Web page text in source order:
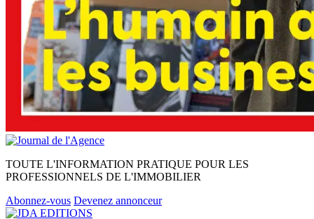
TOUTE L'INFORMATION PRATIQUE POUR LES
PROFESSIONNELS DE L'IMMOBILIER
Abonnez-vous Devenez annonceur